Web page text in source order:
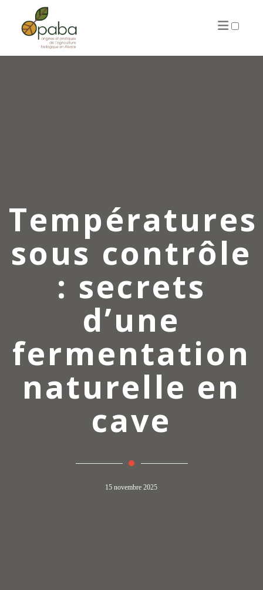
Températures
sous contrôle
: secrets
d’une
fermentation
naturelle en
cave
15 novembre 2025